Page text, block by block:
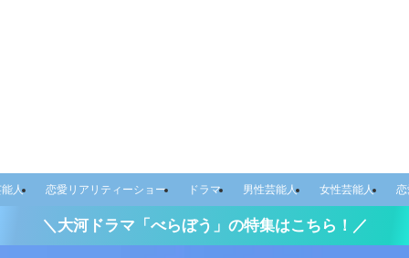
人 恋愛リアリティーショー ドラマ 男性芸能人 女性芸能人
＼大河ドラマ「べらぼう」の特集はこちら！／